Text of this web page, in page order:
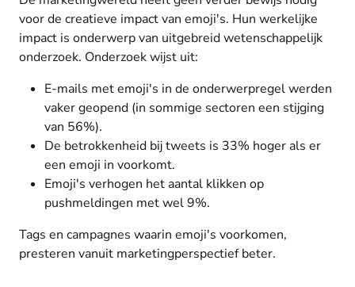
voor de creatieve impact van emoji's. Hun werkelijke
impact is onderwerp van uitgebreid wetenschappelijk
onderzoek. Onderzoek wijst uit:
E-mails met emoji's in de onderwerpregel werden
vaker geopend (in sommige sectoren een stijging
van 56%).
De betrokkenheid bij tweets is 33% hoger als er
een emoji in voorkomt.
Emoji's verhogen het aantal klikken op
pushmeldingen met wel 9%.
Tags en campagnes waarin emoji's voorkomen,
presteren vanuit marketingperspectief beter.